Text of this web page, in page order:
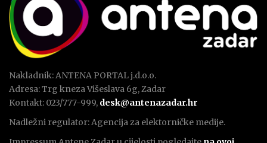
Nakladnik: ANTENA PORTAL j.d.o.o.
Adresa: Trg kneza Višeslava 6g, Zadar
Kontakt: 023/777-999, desk@antenazadar.hr
Nadležni regulator: Agencija za elektorničke medije.